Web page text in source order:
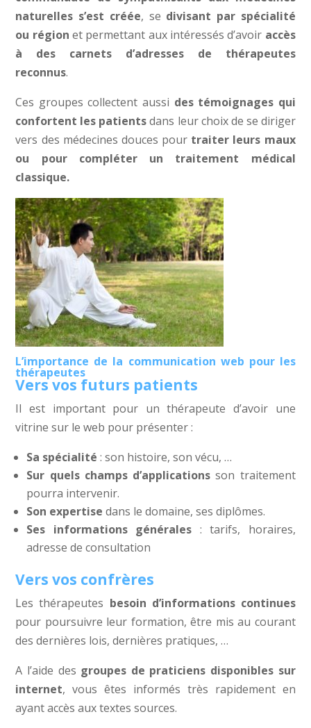
naturelles s’est créée, se divisant par spécialité
ou région et permettant aux intéressés d’avoir accès
à des carnets d’adresses de thérapeutes
reconnus.
Ces groupes collectent aussi des témoignages qui
confortent les patientsdans leur choix de se diriger
vers des médecines douces pour traiter leurs maux
ou pour compléter un traitement médical
classique.
L’importance de la communication web pour les
thérapeutes
Vers vos futurs patients
Il est important pour un thérapeute d’avoir une
vitrine sur le web pour présenter :
Sa spécialité: son histoire, son vécu, …
Sur quels champs d’applications son traitement
pourra intervenir.
Son expertisedans le domaine, ses diplômes.
Ses informations générales : tarifs, horaires,
adresse de consultation
Vers vos confrères
Les thérapeutes besoin d’informations continues
pour poursuivre leur formation, être mis au courant
des dernières lois, dernières pratiques, …
A l’aide des groupes de praticiens disponibles sur
internet, vous êtes informés très rapidement en
ayant accès aux textes sources.